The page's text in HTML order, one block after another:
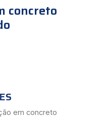
concreto
em concreto